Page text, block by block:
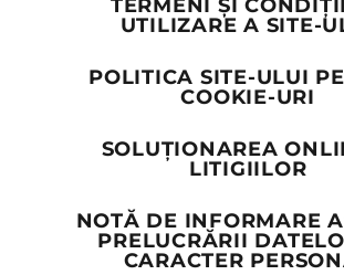
TERMENI ȘI
UTILIZARE A SITE-
POLITICA SITE-ULUI
COOKIE-URI
SOLUȚIONAREA
LITIGIILOR
NOTĂ DE INFORMARE
PRELUCRĂRII
CARACTER